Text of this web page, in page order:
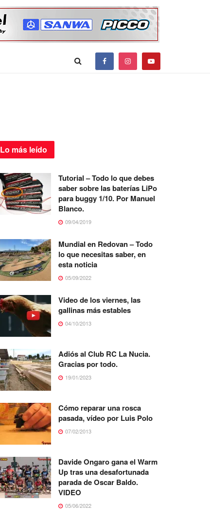
Lo más leído
Tutorial – Todo lo que debes
saber sobre las baterías LiPo
para buggy 1/10. Por Manuel
Blanco.
09/04/2019
Mundial en Redovan – Todo
lo que necesitas saber, en
esta noticia
05/09/2022
Video de los viernes, las
gallinas más estables
04/10/2013
Adiós al Club RC La Nucia.
Gracias por todo.
19/01/2023
Cómo reparar una rosca
pasada, vídeo por Luis Polo
07/02/2013
Davide Ongaro gana el Warm
Up tras una desafortunada
parada de Oscar Baldo.
VIDEO
05/06/2022